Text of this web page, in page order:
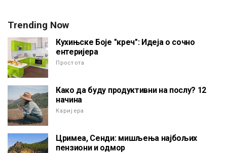
Trending Now
Кухињске Боје "креч": Идеја о сочно
ентеријера
Простота
Како да буду продуктивни на послу? 12
начина
Каријера
Цримеа, Сенди: мишљења најбољих
пензиони и одмор